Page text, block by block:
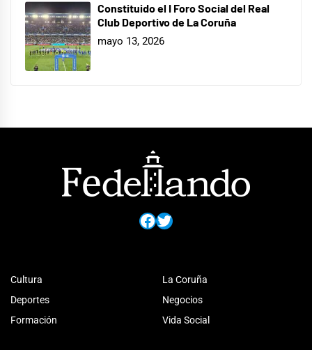
Constituido el I Foro Social del Real
Club Deportivo de La Coruña
mayo 13, 2026
Facebook
Twitter
Cultura
Deportes
Formación
La Coruña
Negocios
Vida Social